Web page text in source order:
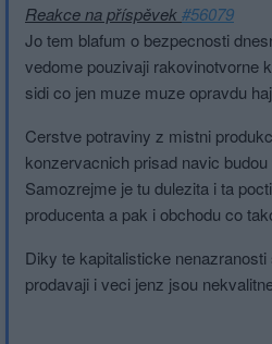
Reakce na příspěvek#56079
Jo tem blafum o bezpecnosti
vedome pouzivaji rakovinotvorne
sidi co jen muze muze opravdu
Cerstve potraviny z mistni
konzervacnich prisad navic
Samozrejme je tu dulezita i ta
producenta a pak i obchodu co
Diky te kapitalisticke
prodavaji i veci jenz jsou